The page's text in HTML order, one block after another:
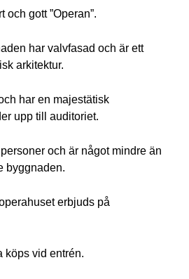
och gott ”Operan”.
har valvfasad och är ett
arkitektur.
har en majestätisk
upp till auditoriet.
och är något mindre än
byggnaden.
erbjuds på
köps vid entrén.